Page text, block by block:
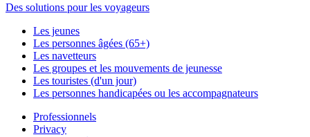
Des solutions pour les voyageurs
Les jeunes
Les personnes âgées (65+)
Les navetteurs
Les groupes et les mouvements de jeunesse
Les touristes (d'un jour)
Les personnes handicapées ou les accompagnateurs
Professionnels
Privacy